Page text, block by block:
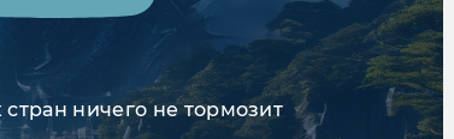
ничего не тормозит